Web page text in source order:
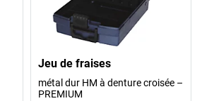
Jeu de fraises
métal dur HM à denture croisée –
PREMIUM